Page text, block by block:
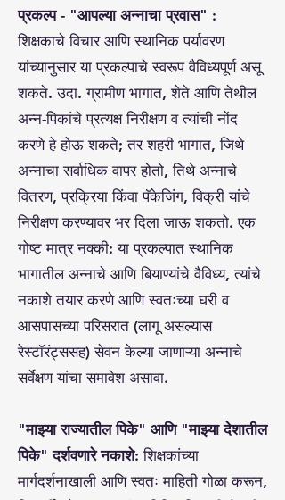
प्रकल्प - "आपल्या अन्नाचा प्रवास" :
शिक्षकाचे विचार आणि स्थानिक पर्यावरण
यांच्यानुसार या प्रकल्पाचे स्वरूप वैविध्यपूर्ण असू
शकते. उदा. ग्रामीण भागात, शेते आणि तेथील
अन्न-पिकांचे प्रत्यक्ष निरीक्षण व त्यांची नोंद
करणे हे होऊ शकते; तर शहरी भागात, जिथे
अन्नाचा सर्वाधिक वापर होतो, तिथे अन्नाचे
वितरण, प्रक्रिया किंवा पॅकेजिंग, विक्री यांचे
निरीक्षण करण्यावर भर दिला जाऊ शकतो. एक
गोष्ट मात्र नक्की: या प्रकल्पात स्थानिक
भागातील अन्नाचे आणि बियाण्यांचे वैविध्य, त्यांचे
नकाशे तयार करणे आणि स्वतःच्या घरी व
आसपासच्या परिसरात (लागू असल्यास
रेस्टॉरंट्ससह) सेवन केल्या जाणाऱ्या अन्नाचे
सर्वेक्षण यांचा समावेश असावा.
"माझ्या राज्यातील पिके" आणि "माझ्या देशातील
पिके" दर्शवणारे नकाशे:शिक्षकांच्या
मार्गदर्शनाखाली आणि स्वतः माहिती गोळा करून,